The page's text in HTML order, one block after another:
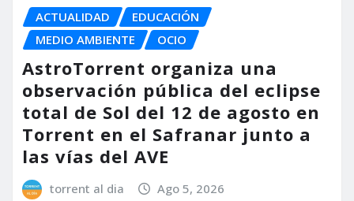
ACTUALIDAD
EDUCACIÓN
MEDIO AMBIENTE
OCIO
AstroTorrent organiza una
observación pública del eclipse
total de Sol del 12 de agosto en
Torrent en el Safranar junto a
las vías del AVE
torrent al dia Ago 5, 2026